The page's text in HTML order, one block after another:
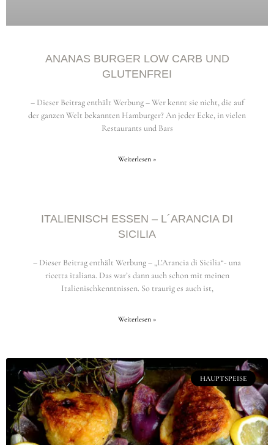
ANANAS BURGER LOW CARB UND
GLUTENFREI
– Dieser Beitrag enthält Werbung – Wer kennt sie nicht, die auf
der ganzen Welt bekannten Hamburger? An jeder Ecke, in vielen
Restaurants und Bars
Weiterlesen »
ITALIENISCH ESSEN – L´ARANCIA DI
SICILIA
– Dieser Beitrag enthält Werbung – „L’Arancia di Sicilia“- una
ricetta italiana. Das war’s dann auch schon mit meinen
Italienischkenntnissen. So traurig es auch ist,
Weiterlesen »
HAUPTSPEISE